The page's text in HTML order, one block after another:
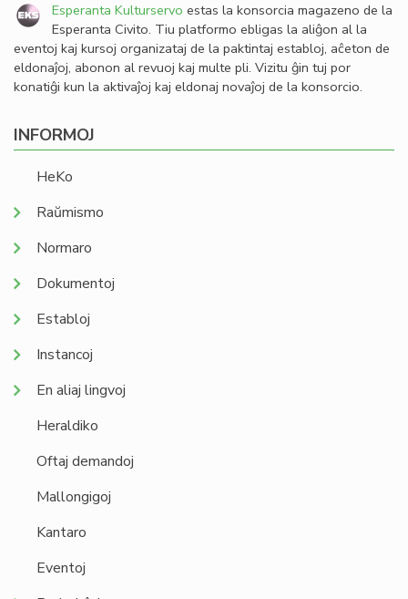
Esperanta Kulturservo estas la konsorcia magazeno de la
Esperanta Civito. Tiu platformo ebligas la aliĝon al la
eventoj kaj kursoj organizataj de la paktintaj establoj, aĉeton de
eldonaĵoj, abonon al revuoj kaj multe pli. Vizitu ĝin tuj por
konatiĝi kun la aktivaĵoj kaj eldonaj novaĵoj de la konsorcio.
INFORMOJ
HeKo
Raŭmismo
Normaro
Dokumentoj
Establoj
Instancoj
En aliaj lingvoj
Heraldiko
Oftaj demandoj
Mallongigoj
Kantaro
Eventoj